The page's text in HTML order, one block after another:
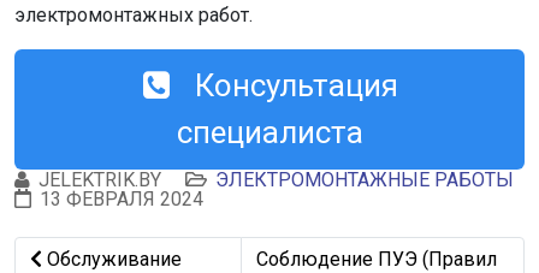
электромонтажных работ.
Консультация
специалиста
JELEKTRIK.BY
ЭЛЕКТРОМОНТАЖНЫЕ РАБОТЫ
13 ФЕВРАЛЯ 2024
Предыдущий: Обслуживание электрики в торговом
Обслуживание
Следующий: Соблюдение ПУЭ
Соблюдение ПУЭ (Правил